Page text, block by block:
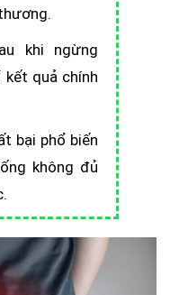
khi ngừng
quả chính
bại phổ biến
không đủ